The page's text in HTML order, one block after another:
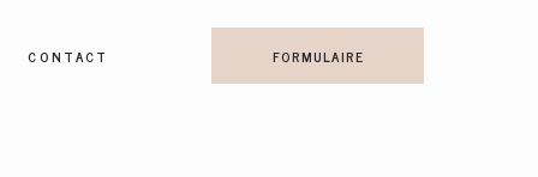
FORMULAIRE
CONTACT